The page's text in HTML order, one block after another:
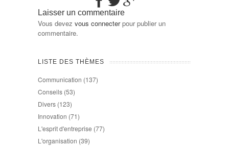
Laisser un commentaire
Vous devez vous connecterpour publier un
commentaire.
LISTE DES THÈMES
Communication (137)
Conseils (53)
Divers (123)
Innovation (71)
L'esprit d'entreprise (77)
L'organisation (39)